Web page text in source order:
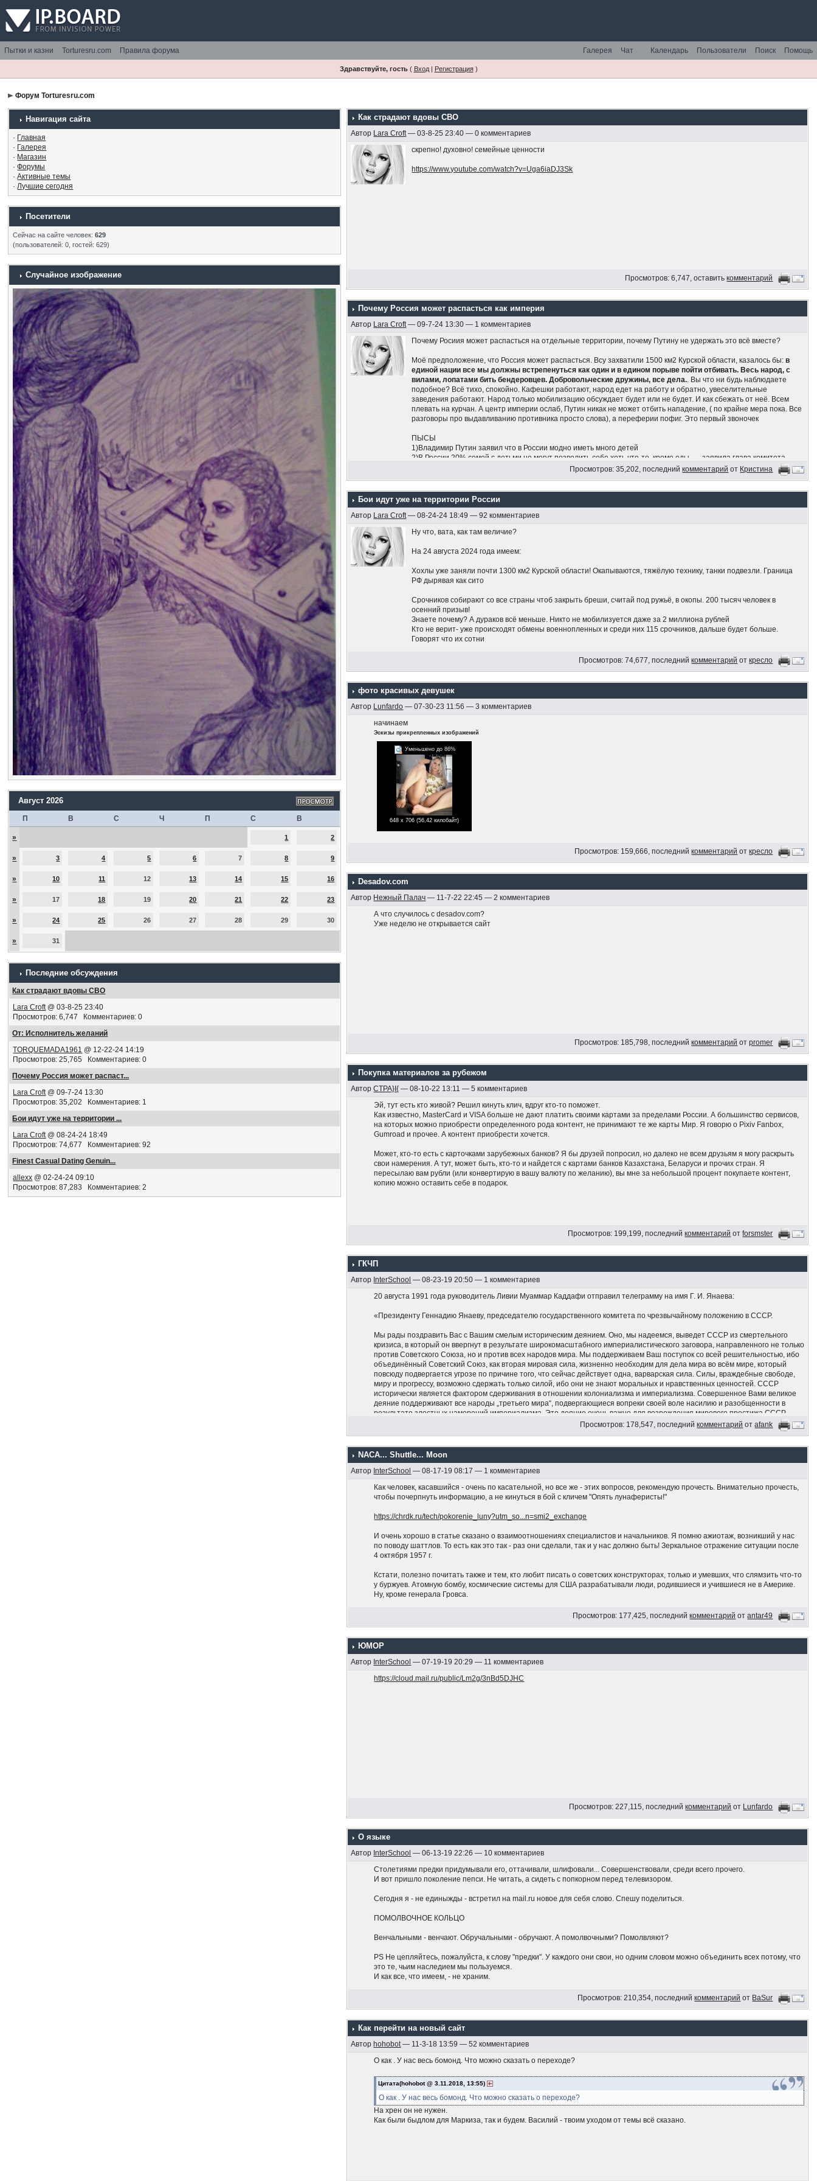
Пытки и казни Torturesru.com Правила форума Помощь
Поиск
Пользователи
Календарь
Чат
Галерея
Здравствуйте, гость( Вход| Регистрация)
Форум Torturesru.com
Навигация сайта
· Главная
· Галерея
· Магазин
·Форумы
·Активные темы
·Лучшие сегодня
Посетители
Сейчас на сайте человек:629
(пользователей: 0, гостей: 629)
Случайное изображение
Август 2026
П В С Ч П С В
» 1 2
» 3 4 5 6 7 8 9
» 10 11 12 13 14 15 16
» 17 18 19 20 21 22 23
» 24 25 26 27 28 29 30
» 31
Последние обсуждения
Как страдают вдовы СВО
Lara Croft@ 03-8-25 23:40
Просмотров: 6,747 Комментариев: 0
От: Исполнитель желаний
TORQUEMADA1961 @ 12-22-24 14:19
Просмотров: 25,765 Комментариев: 0
Почему Россия может распаст...
Lara Croft@ 09-7-24 13:30
Просмотров: 35,202 Комментариев: 1
Бои идут уже на территории ...
Lara Croft@ 08-24-24 18:49
Просмотров: 74,677 Комментариев: 92
Finest Сasual Dating Genuin...
allexx @ 02-24-24 09:10
Просмотров: 87,283 Комментариев: 2
Как страдают вдовы СВО
Автор Lara Croft— 03-8-25 23:40 — 0 комментариев
скрепно! духовно! семейные ценности
https://www.youtube.com/watch?v=Uga6iaDJ3Sk
Просмотров: 6,747, оставитькомментарий
Почему Россия может распасться как империя
Автор Lara Croft— 09-7-24 13:30 — 1 комментариев
Почему Росиия может распасться на отдельные территории, почему Путину не удержать это всё вместе?
Моё предположение, что Россия может распасться. Всу захватили 1500 км2 Курской области, казалось бы:в
единой нации все мы должны встрепенуться как один и в едином порыве пойти отбивать. Весь народ, с
вилами, лопатами бить бендеровцев. Добровольческие дружины, все дела.. Вы что ни будь наблюдаете
подобное? Всё тихо, спокойно. Кафешки работают, народ едет на работу и обратно, увеселительные
заведения работают. Народ только мобилизацию обсуждает будет или не будет. И как сбежать от неё. Всем
плевать на курчан. А центр империи ослаб, Путин никак не может отбить нападение, ( по крайне мера пока. Все
разговоры про выдавливанию противника просто слова), а переферии пофиг. Это первый звоночек
ПЫСЫ
1)Владимир Путин заявил что в России модно иметь много детей
2)В России 20% семей с детьми не могут позволить себе хоть что-то, кроме еды, — заявила глава комитета
сложности около 70% семей с детьми можно назвать бедными, — заявила Останина на ВЭФ
Просмотров: 35,202, последнийкомментарий от Кристина
Бои идут уже на территории России
Автор Lara Croft— 08-24-24 18:49 — 92 комментариев
Ну что, вата, как там величие?
На 24 августа 2024 года имеем:
Хохлы уже заняли почти 1300 км2 Курской области! Окапываются, тяжёлую технику, танки подвезли. Граница
РФ дырявая как сито
Срочников собирают со все страны чтоб закрыть бреши, считай под ружьё, в окопы. 200 тысяч человек в
осенний призыв!
Знаете почему? А дураков всё меньше. Никто не мобилизуется даже за 2 миллиона рублей
Кто не верит- уже происходят обмены военнопленных и среди них 115 срочников, дальше будет больше.
Говорят что их сотни
Жители Курской области бегут хрен знает куда,побросав хозяйство, даже за Урал. Путин роздал по 10 тысяч и
На курской АЭС провели молебен против наступления ВСУ
Беспилотники летают по всей России и бомбят нефтехраны и НПЗ
Это только то, что я слышал.. а что не слышал пока.. ууууу... держитесь там
Нет никаких красных линий, потому что Путин не ответил ядеркой на вторжение украинцев в Рф. Угрозы
ядеркой это блеф.
Никаких попыток остановить украинских оккупантов нет. Люди пропускают украинскую армию, словно это
Пригожин на Москву идёт.
Просмотров: 74,677, последнийкомментарий откресло
фото красивых девушек
Автор Lunfardo — 07-30-23 11:56 — 3 комментариев
начинаем
Эскизы прикрепленных изображений
Уменьшено до 86%
648 x 706 (56,42 килобайт)
Просмотров: 159,666, последнийкомментарий откресло
Desadov.com
Автор Нежный Палач — 11-7-22 22:45 — 2 комментариев
А что случилось с desadov.com?
Уже неделю не открывается сайт
Просмотров: 185,798, последнийкомментарий отpromer
Покупка материалов за рубежом
АвторCTPA}I{ — 08-10-22 13:11 — 5 комментариев
Эй, тут есть кто живой? Решил кинуть клич, вдруг кто-то поможет.
Как известно, MasterCard и VISA больше не дают платить своими картами за пределами России. А большинство сервисов,
на которых можно приобрести определенного рода контент, не принимают те же карты Мир. Я говорю о Pixiv Fanbox,
Gumroad и прочее. А контент приобрести хочется.
Может, кто-то есть с карточками зарубежных банков? Я бы друзей попросил, но далеко не всем друзьям я могу раскрыть
свои намерения. А тут, может быть, кто-то и найдется с картами банков Казахстана, Беларуси и прочих стран. Я
пересылаю вам рубли (или конвертирую в вашу валюту по желанию), вы мне за небольшой процент покупаете контент,
копию можно оставить себе в подарок.
Просмотров: 199,199, последнийкомментарий отforsmster
ГКЧП
Автор InterSchool — 08-23-19 20:50 — 1 комментариев
20 августа 1991 года руководитель Ливии Муаммар Каддафи отправил телеграмму на имя Г. И. Янаева:
«Президенту Геннадию Янаеву, председателю государственного комитета по чрезвычайному положению в СССР.
Мы рады поздравить Вас с Вашим смелым историческим деянием. Оно, мы надеемся, выведет СССР из смертельного
кризиса, в который он ввергнут в результате широкомасштабного империалистического заговора, направленного не только
против Советского Союза, но и против всех народов мира. Мы поддерживаем Ваш поступок со всей решительностью, ибо
объединённый Советский Союз, как вторая мировая сила, жизненно необходим для дела мира во всём мире, который
повсюду подвергается угрозе по причине того, что сейчас действует одна, варварская сила. Силы, враждебные свободе,
миру и прогрессу, возможно сдержать только силой, ибо они не знают моральных и нравственных ценностей. СССР
исторически является фактором сдерживания в отношении колониализма и империализма. Совершенное Вами великое
деяние поддерживают все народы „третьего мира“, подвергающиеся вопреки своей воле насилию и разобщенности в
результате злостных намерений империализма. Это деяние очень важно для возрождения мирового престижа СССР,
достоинства советского гражданина, которое империалисты хотели попрать своими грязными ступнями, а также для
восстановления единства, столь необходимого для народов и территорий СССР. Мы подтверждаем приверженность
каких условиях не поступались. Ливия выступает за обеспечение дела мира, социализма и свободы всех народов и своих
принципов — в отличие от колеблющихся, слабых и алчных. Мы подтверждаем, что поддерживаем Вас и стоим вместе с
Вами. Да здравствует революционная борьба во имя свободы, социализма и мира!».
Просмотров: 178,547, последнийкомментарий отafank
NACA... Shuttle... Moon
Автор InterSchool — 08-17-19 08:17 — 1 комментариев
Как человек, касавшийся - очень по касательной, но все же - этих вопросов, рекомендую прочесть. Внимательно прочесть,
чтобы почерпнуть информацию, а не кинуться в бой с кличем "Опять лунаферисты!"
https://chrdk.ru/tech/pokorenie_luny?utm_so...n=smi2_exchange
И очень хорошо в статье сказано о взаимоотношениях специалистов и начальников. Я помню ажиотаж, возникший у нас
по поводу шаттлов. То есть как это так - раз они сделали, так и у нас должно быть! Зеркальное отражение ситуации после
4 октября 1957 г.
Кстати, полезно почитать также и тем, кто любит писать о советских конструкторах, только и умевших, что слямзить что-то
у буржуев. Атомную бомбу, космические системы для США разрабатывали люди, родившиеся и учившиеся не в Америке.
Ну, кроме генерала Гровса.
PS В заголовке темы нет опечатки. Это я так попытался показать, что не лаптем щи хлебаю.
Просмотров: 177,425, последнийкомментарий отantar49
ЮМОР
Автор InterSchool — 07-19-19 20:29 — 11 комментариев
https://cloud.mail.ru/public/Lm2g/3nBd5DJHC
Просмотров: 227,115, последнийкомментарий от Lunfardo
О языке
Автор InterSchool — 06-13-19 22:26 — 10 комментариев
Столетиями предки придумывали его, оттачивали, шлифовали... Совершенствовали, среди всего прочего.
И вот пришло поколение пепси. Не читать, а сидеть с попкорном перед телевизором.
Сегодня я - не единыжды - встретил на mail.ru новое для себя слово. Спешу поделиться.
ПОМОЛВОЧНОЕ КОЛЬЦО
Венчальными - венчают. Обручальными - обручают. А помолвочными? Помолвляют?
PS Не цепляйтесь, пожалуйста, к слову "предки". У каждого они свои, но одним словом можно объединить всех потому, что
это те, чьим наследием мы пользуемся.
И как все, что имеем, - не храним.
Просмотров: 210,354, последнийкомментарий от BaSur
Как перейти на новый сайт
Автор hohobot— 11-3-18 13:59 — 52 комментариев
О как . У нас весь бомонд. Что можно сказать о переходе?
Цитата(hohobot @ 3.11.2018, 13:55)
О как . У нас весь бомонд. Что можно сказать о переходе?
На хрен он не нужен.
Как были быдлом для Маркиза, так и будем. Василий - твоим уходом от темы всё сказано.